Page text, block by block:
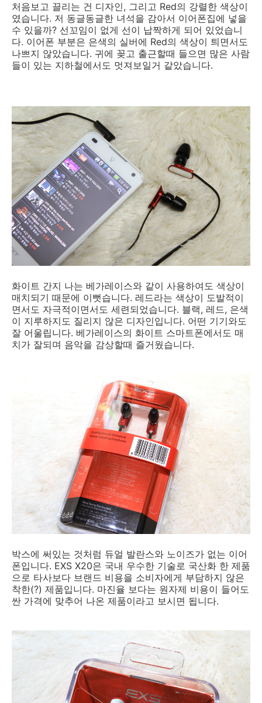
처음보고 끌리는 건 디자인, 그리고 Red의 강렬한 색상이
였습니다. 저 동글동글한 녀석을 감아서 이어폰집에 넣을
수 있을까? 선꼬임이 없게 선이 납짝하게 되어 있었습니
다. 이어폰 부분은 은색의 실버에 Red의 색상이 틔면서도
나쁘지 않았습니다. 귀에 꽂고 출근할때 들으면 많은 사람
들이 있는 지하철에서도 멋져보일거 같았습니다.
화이트 간지 나는 베가레이스와 같이 사용하여도 색상이
매치되기 때문에 이뻣습니다. 레드라는 색상이 도발적이
면서도 자극적이면서도 세련되었습니다. 블랙, 레드, 은색
이 지루하지도 질리지 않은 디자인입니다. 어떤 기기와도
잘 어울립니다. 베가레이스의 화이트 스마트폰에서도 매
치가 잘되며 음악을 감상할때 즐거웠습니다.
박스에 써있는 것처럼 듀얼 발란스와 노이즈가 없는 이어
폰입니다. EXS X20은 국내 우수한 기술로 국산화 한 제품
으로 타사보다 브랜드 비용을 소비자에게 부담하지 않은
착한(?) 제품입니다. 마진율 보다는 원자제 비용이 들어도
싼 가격에 맞추어 나온 제품이라고 보시면 됩니다.